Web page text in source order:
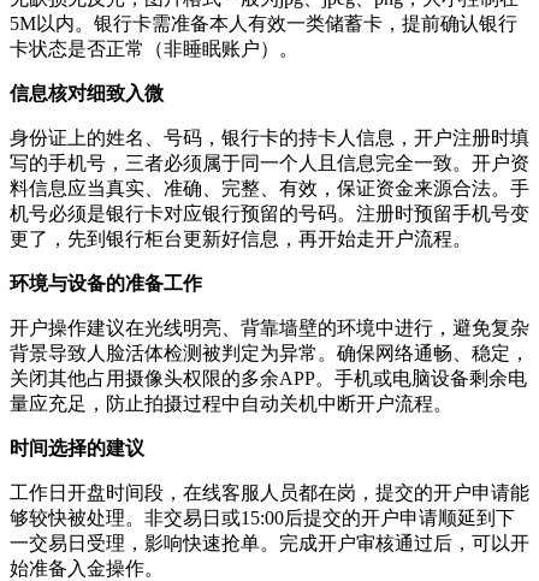
5M以内。银行卡需准备本人有效一类储蓄卡，提前确认银行
卡状态是否正常（非睡眠账户）。
信息核对细致入微
身份证上的姓名、号码，银行卡的持卡人信息，开户注册时填
写的手机号，三者必须属于同一个人且信息完全一致。开户资
料信息应当真实、准确、完整、有效，保证资金来源合法。手
机号必须是银行卡对应银行预留的号码。注册时预留手机号变
更了，先到银行柜台更新好信息，再开始走开户流程。
环境与设备的准备工作
开户操作建议在光线明亮、背靠墙壁的环境中进行，避免复杂
背景导致人脸活体检测被判定为异常。确保网络通畅、稳定，
关闭其他占用摄像头权限的多余APP。手机或电脑设备剩余电
量应充足，防止拍摄过程中自动关机中断开户流程。
时间选择的建议
工作日开盘时间段，在线客服人员都在岗，提交的开户申请能
够较快被处理。非交易日或15:00后提交的开户申请顺延到下
一交易日受理，影响快速抢单。完成开户审核通过后，可以开
始准备入金操作。